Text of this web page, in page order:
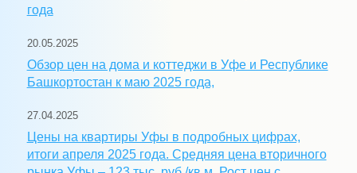
года
20.05.2025
Обзор цен на дома и коттеджи в Уфе и Республике
Башкортостан к маю 2025 года,
27.04.2025
Цены на квартиры Уфы в подробных цифрах,
итоги апреля 2025 года. Средняя цена вторичного